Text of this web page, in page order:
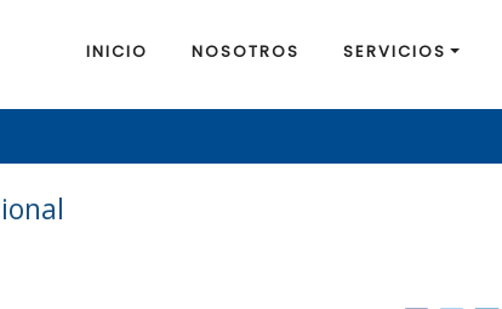
INICIO NOSOTROS SERVICIOS